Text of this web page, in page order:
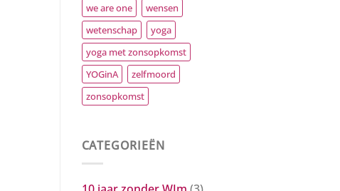
we are one
wensen
wetenschap
yoga
yoga met zonsopkomst
YOGinA
zelfmoord
zonsopkomst
CATEGORIEËN